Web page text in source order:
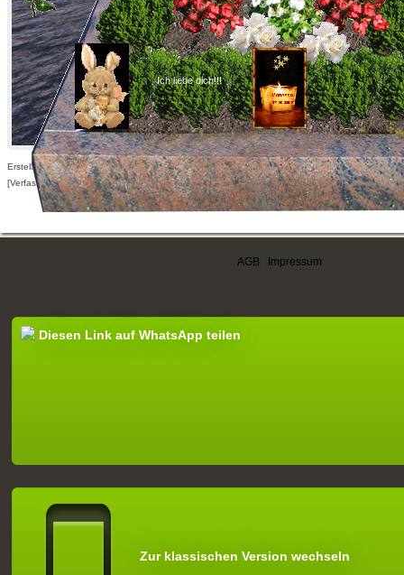
Ich liebe dich!!!
Erstellt am 04.06.2009,
[Verfasser nur für angemeldete Benutzer sichtbar]
AGB Impressum
Diesen Link auf WhatsApp teilen
Zur klassischen Version wechseln